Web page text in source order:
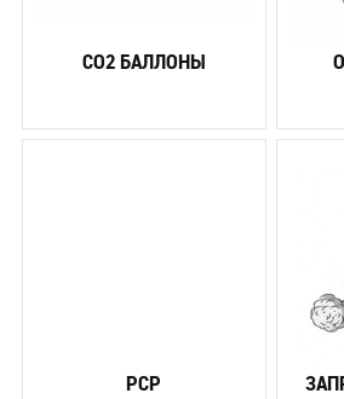
CO2 БАЛЛОНЫ
PCP